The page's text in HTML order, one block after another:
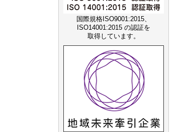
国際規格ISO9001:2015、
ISO14001:2015 の認証を
取得しています。